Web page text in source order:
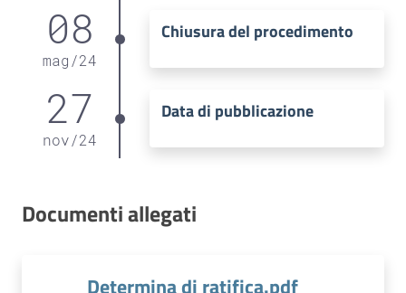
08
mag /24
Chiusura del procedimento
27
nov/24
Data di pubblicazione
Documenti allegati
Determina di ratifica.pdf